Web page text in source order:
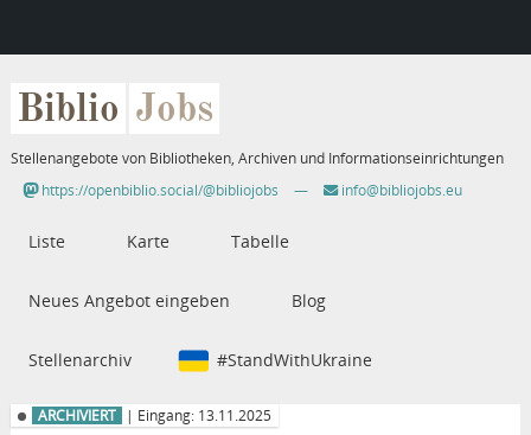
Biblio Jobs
Stellenangebote von Bibliotheken, Archiven und Informationseinrichtungen
https://openbiblio.social/@bibliojobs
— info@bibliojobs.eu
Liste Karte Tabelle
Neues Angebot eingeben Blog
Stellenarchiv #StandWithUkraine
ARCHIVIERT | Eingang: 13.11.2025